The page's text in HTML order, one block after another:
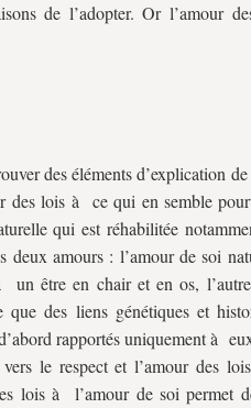
de l’adopter. Or l’amour
des éléments d’explication
des lois à ce qui en semble
qui est réhabilitée
deux amours : l’amour de soi
un être en chair et en os,
que des liens génétiques et
rapportés uniquement à
vers le respect et l’amour des
lois à l’amour de soi permet